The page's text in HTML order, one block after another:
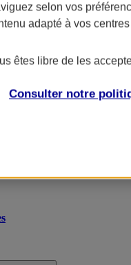
selon vos
adapté à vos
êtes libre de les
Consulter notre